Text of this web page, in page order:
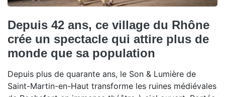
Depuis 42 ans, ce village du Rhône
crée un spectacle qui attire plus de
monde que sa population
Depuis plus de quarante ans, le Son & Lumière de
Saint-Martin-en-Haut transforme les ruines médiévales